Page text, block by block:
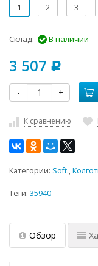
1 2 3
Склад: В наличии
3 507 Р
- +
К сравнению
Категории: Soft.,
Теги: 35940
Обзор